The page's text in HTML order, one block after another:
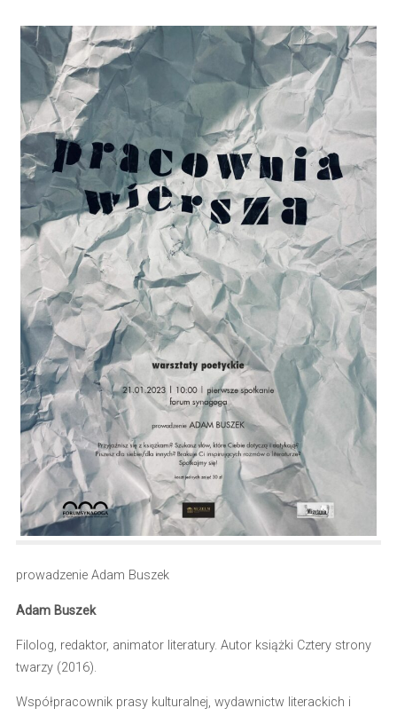
prowadzenie Adam Buszek
Adam Buszek
Filolog, redaktor, animator literatury. Autor książki Cztery strony
twarzy (2016).
Współpracownik prasy kulturalnej, wydawnictw literackich i